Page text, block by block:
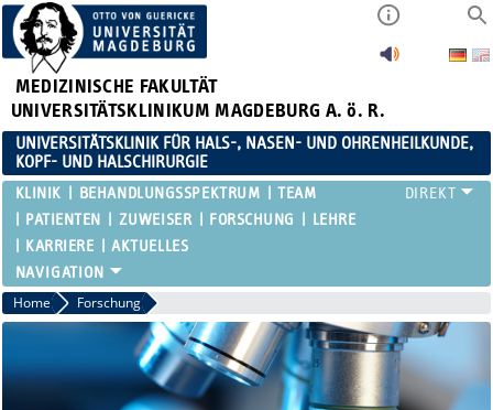
MEDIZINISCHE FAKULTÄT
UNIVERSITÄTSKLINIKUM MAGDEBURG A. ö. R.
UNIVERSITÄTSKLINIK FÜR HALS-, NASEN- UND OHRENHEILKUNDE,
KOPF- UND HALSCHIRURGIE
KLINIK BEHANDLUNGSSPEKTRUM
TEAM
PATIENTEN
ZUWEISER FORSCHUNG
LEHRE
KARRIERE
AKTUELLES
Home Forschung